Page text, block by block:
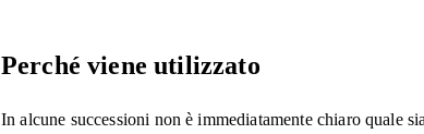
Perché viene utilizzato
In alcune successioni non è immediatamente chiaro quale